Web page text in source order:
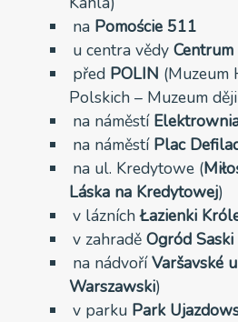
na Pomoście 511
u centra vědy
před POLIN (Muzeum
Polskich – Muzeum
na náměstí
na náměstí Plac
na ul. Kredytowe (
Láska na Kredytowej)
v lázníchŁazienki
v zahradě Ogród Saski
na nádvoříVaršavské
Warszawski)
v parku Park